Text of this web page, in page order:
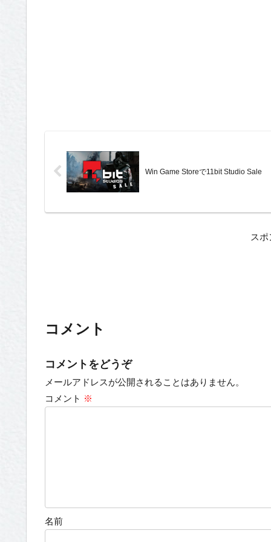
Win Game Storeで11bit Studio Sale
ス
コメント
コメントをどうぞ
メールアドレスが公開されることはありません。
コメント ※
名前